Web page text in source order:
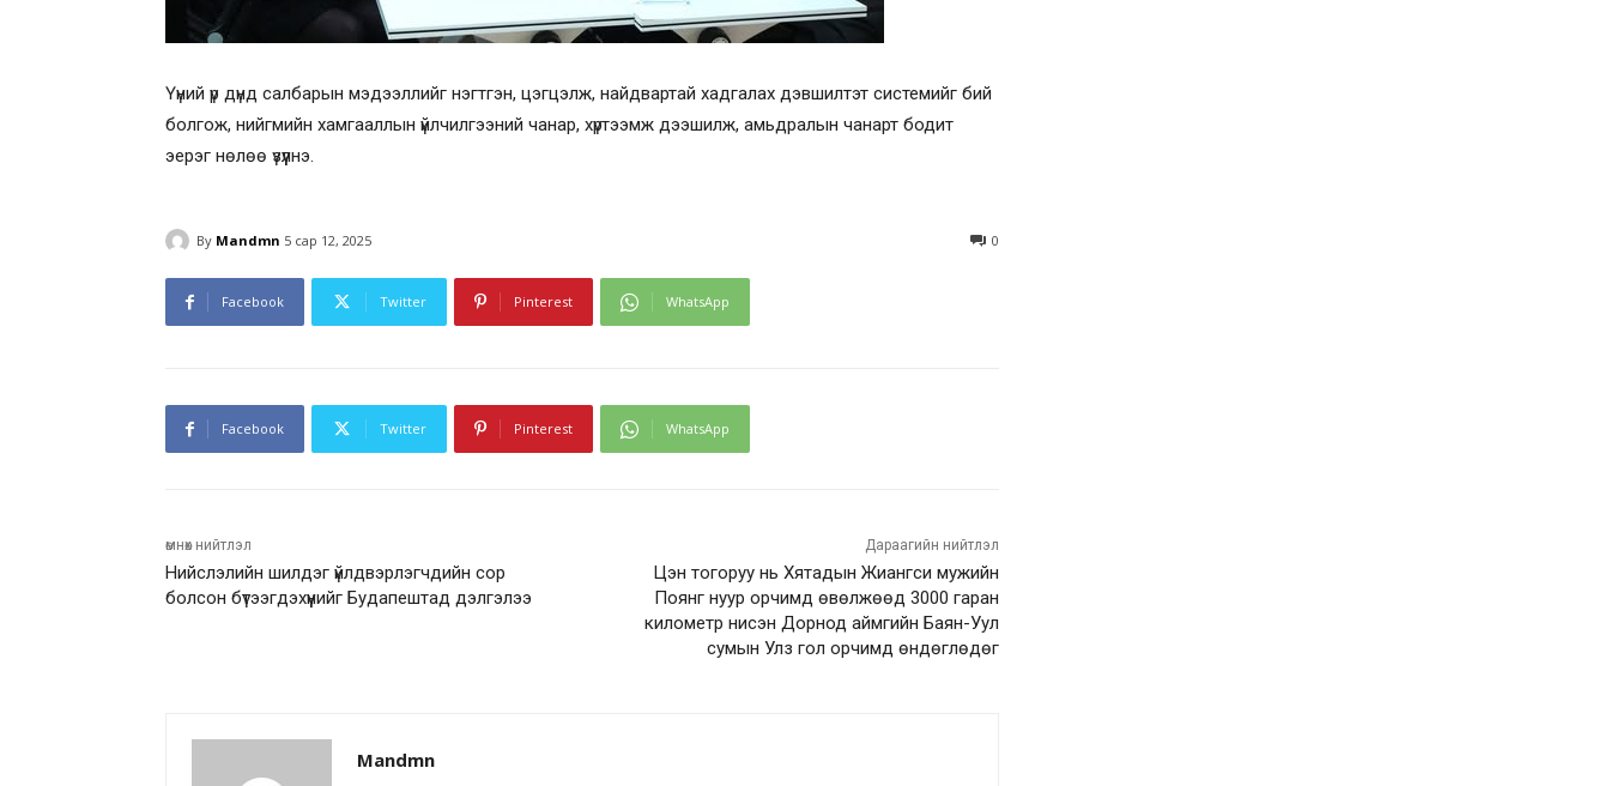
Үүний үр дүнд салбарын мэдээллийг нэгтгэн, цэгцэлж, найдвартай хадгалах дэвшилтэт системийг бий
болгож, нийгмийн хамгааллын үйлчилгээний чанар, хүртээмж дээшилж, амьдралын чанарт бодит
эерэг нөлөө үзүүлнэ.
By Mandmn 5 сар 12, 2025 0
Facebook Twitter Pinterest WhatsApp
Facebook Twitter Pinterest WhatsApp
өмнөх нийтлэл
Нийслэлийн шилдэг үйлдвэрлэгчдийн сор
болсон бүтээгдэхүүнийг Будапештад дэлгэлээ
Дараагийн нийтлэл
Цэн тогоруу нь Хятадын Жиангси мужийн
Поянг нуур орчимд өвөлжөөд 3000 гаран
километр нисэн Дорнод аймгийн Баян-Уул
сумын Улз гол орчимд өндөглөдөг
Mandmn